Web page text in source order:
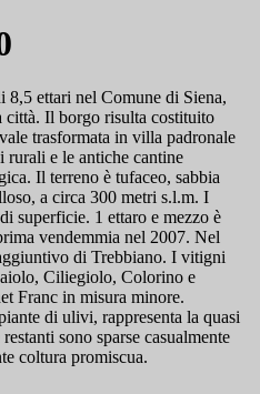
8,5 ettari nel Comune di Siena,
città. Il borgo risulta costituito
trasformata in villa padronale
rurali e le antiche cantine
Il terreno è tufaceo, sabbia
a circa 300 metri s.l.m. I
superficie. 1 ettaro e mezzo è
vendemmia nel 2007. Nel
di Trebbiano. I vitigni
Ciliegiolo, Colorino e
Franc in misura minore.
di ulivi, rappresenta la quasi
sono sparse casualmente
coltura promiscua.